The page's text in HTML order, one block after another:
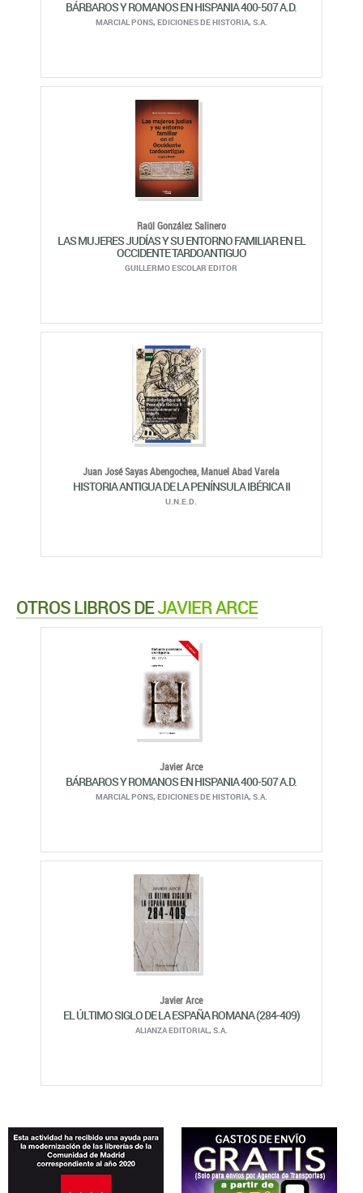
BÁRBAROS Y ROMANOS EN HISPANIA 400-507 A.D.
MARCIAL PONS, EDICIONES DE HISTORIA, S.A.
Raúl González Salinero
LAS MUJERES JUDÍAS Y SU ENTORNO FAMILIAR EN EL
OCCIDENTE TARDOANTIGUO
GUILLERMO ESCOLAR EDITOR
Juan José Sayas Abengochea,Manuel Abad Varela
HISTORIA ANTIGUA DE LA PENÍNSULA IBÉRICA II
U.N.E.D.
OTROS LIBROS DEJAVIER ARCE
Javier Arce
BÁRBAROS Y ROMANOS EN HISPANIA 400-507 A.D.
MARCIAL PONS, EDICIONES DE HISTORIA, S.A.
Javier Arce
EL ÚLTIMO SIGLO DE LA ESPAÑA ROMANA (284-409)
ALIANZA EDITORIAL, S.A.